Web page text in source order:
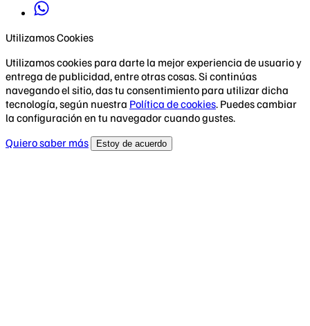
Utilizamos Cookies
Utilizamos cookies para darte la mejor experiencia de usuario y
entrega de publicidad, entre otras cosas. Si continúas
navegando el sitio, das tu consentimiento para utilizar dicha
tecnología, según nuestra Política de cookies. Puedes cambiar
la configuración en tu navegador cuando gustes.
Quiero saber más
Estoy de acuerdo